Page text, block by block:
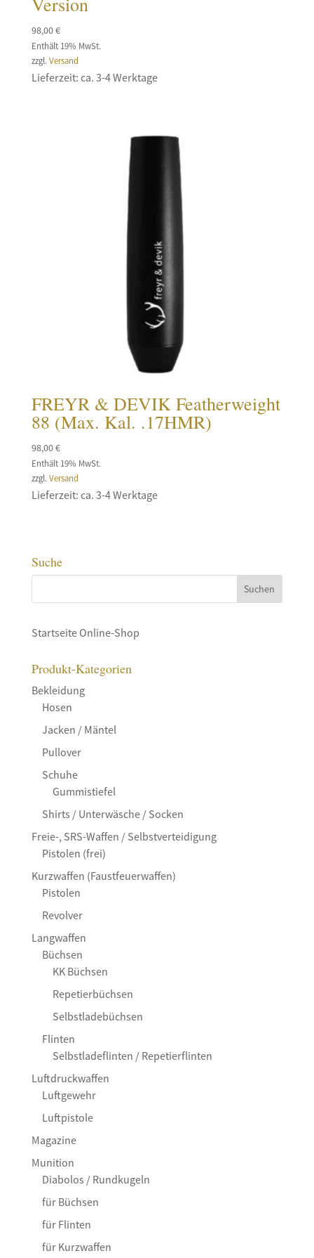
98,00€
Enthält 19% MwSt.
zzgl.Versand
Lieferzeit: ca. 3-4 Werktage
FREYR & DEVIK Featherweight
88 (Max. Kal. .17HMR)
98,00€
Enthält 19% MwSt.
zzgl. Versand
Lieferzeit: ca. 3-4 Werktage
Suche
Startseite Online-Shop
Produkt-Kategorien
Bekleidung
Hosen
Jacken / Mäntel
Pullover
Schuhe
Gummistiefel
Shirts / Unterwäsche / Socken
Freie-, SRS-Waffen / Selbstverteidigung
Pistolen (frei)
Kurzwaffen (Faustfeuerwaffen)
Pistolen
Revolver
Langwaffen
Büchsen
KK Büchsen
Repetierbüchsen
Selbstladebüchsen
Flinten
Selbstladeflinten / Repetierflinten
Luftdruckwaffen
Luftgewehr
Luftpistole
Magazine
Munition
Diabolos / Rundkugeln
für Büchsen
für Flinten
für Kurzwaffen